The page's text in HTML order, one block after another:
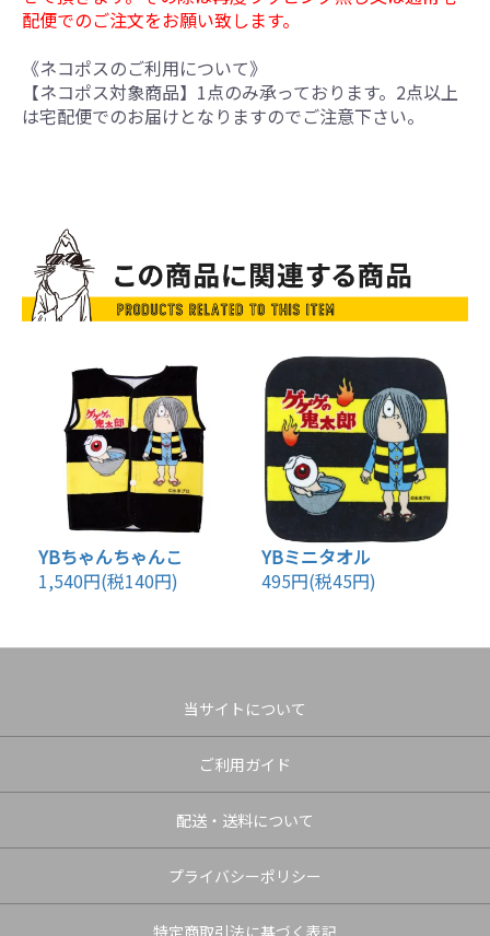
配便でのご注文をお願い致します。
《ネコポスのご利用について》
【ネコポス対象商品】1点のみ承っております。2点以上
は宅配便でのお届けとなりますのでご注意下さい。
YBちゃんちゃんこ
1,540円(税140円)
YBミニタオル
495円(税45円)
当サイトについて
ご利用ガイド
配送・送料について
プライバシーポリシー
特定商取引法に基づく表記